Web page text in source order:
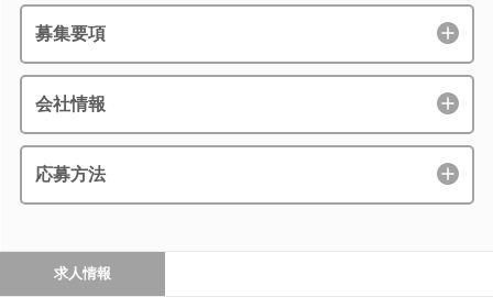
募集要項
会社情報
応募方法
求人情報